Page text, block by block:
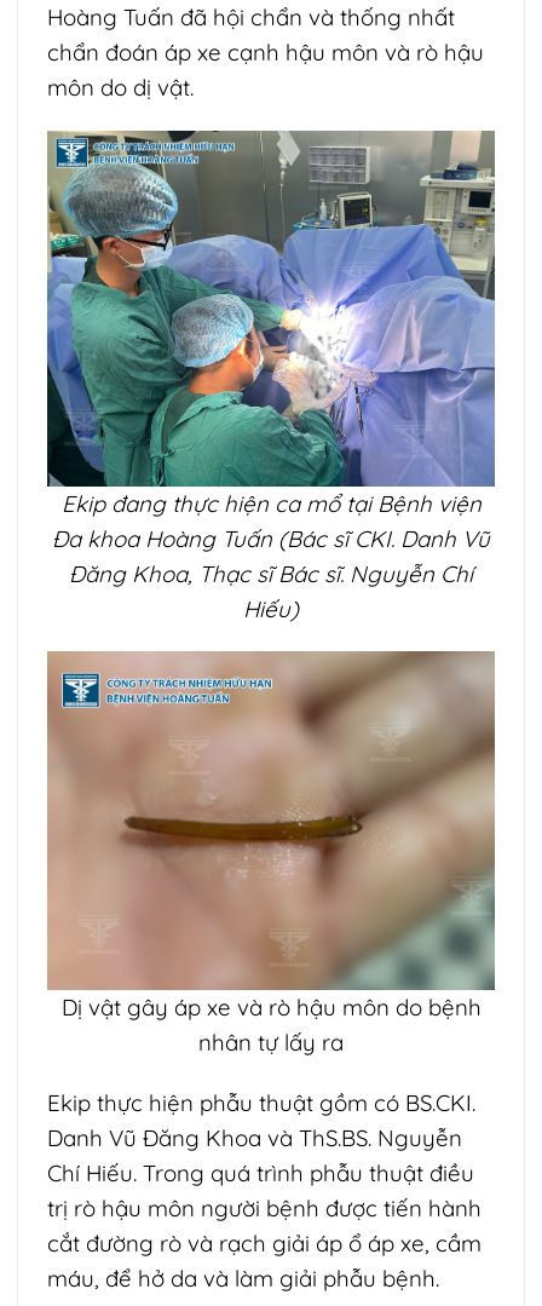
Hoàng Tuấn đã hội chẩn và thống nhất
chẩn đoán áp xe cạnh hậu môn và rò hậu
môn do dị vật.
Ekip đang thực hiện ca mổ tại Bệnh viện
Đa khoa Hoàng Tuấn (Bác sĩ CKI. Danh Vũ
Đăng Khoa, Thạc sĩ Bác sĩ. Nguyễn Chí
Hiếu)
Dị vật gây áp xe và rò hậu môn do bệnh
nhân tự lấy ra
Ekip thực hiện phẫu thuật gồm có BS.CKI.
Danh Vũ Đăng Khoa và ThS.BS. Nguyễn
Chí Hiếu. Trong quá trình phẫu thuật điều
trị rò hậu môn người bệnh được tiến hành
cắt đường rò và rạch giải áp ổ áp xe, cầm
máu, để hở da và làm giải phẫu bệnh.